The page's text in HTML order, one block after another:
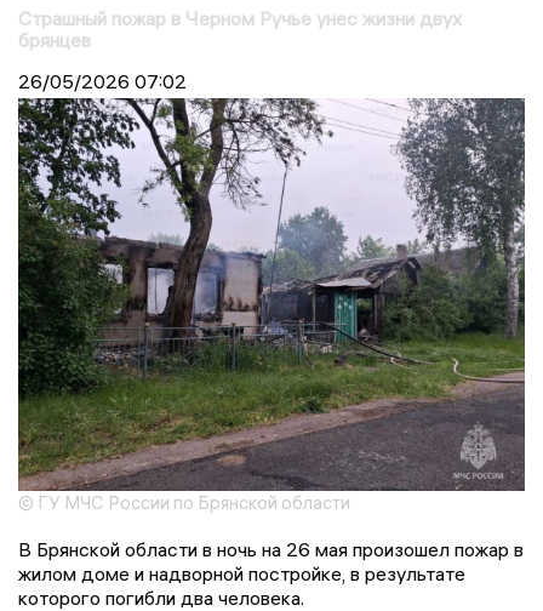
Страшный пожар в Черном Ручье унес жизни двух
брянцев
26/05/2026 07:02
© ГУ МЧС России по Брянской области
В Брянской области в ночь на 26 мая произошел пожар в
жилом доме и надворной постройке, в результате
которого погибли два человека.